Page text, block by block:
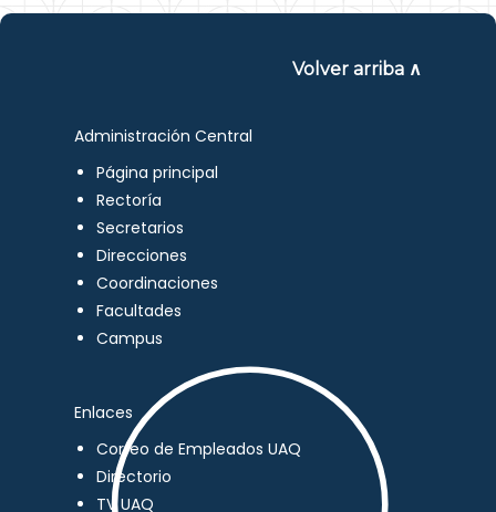
Volver arriba ∧
Administración Central
Página principal
Rectoría
Secretarios
Direcciones
Coordinaciones
Facultades
Campus
Enlaces
Correo de Empleados UAQ
Directorio
TV UAQ